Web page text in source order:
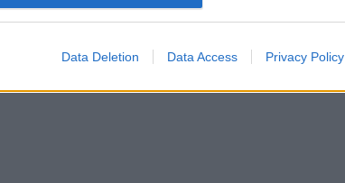
Data Deletion Data Access Privacy Policy